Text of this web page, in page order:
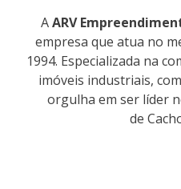
AARV
empresa que atua no
1994. Especializada na
imóveis industriais,
orgulha em ser líder
de